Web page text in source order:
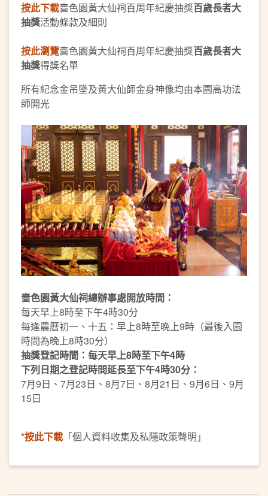
按此下載嗇色園黃大仙祠百周年紀慶抽獎百歲長者大
抽獎活動條款及細則
按此瀏覽嗇色園黃大仙祠百周年紀慶抽獎百歲長者大
抽獎得獎名單
所有紀念金吊墜及黃大仙師金身神像均由本園高功法
師開光
嗇色園黃大仙祠總辦事處開放時間：
每天早上8時至下午4時30分
每逢農曆初一、十五：早上8時至晚上9時（最後入園
時間為晚上8時30分）
抽獎登記時間：每天早上8時至下午4時
下列日期之登記時間延長至下午4時30分：
7月9日、7月23日、8月7日、8月21日、9月6日、9月
15日
*按此下載 「個人資料收集及私隱政策聲明」